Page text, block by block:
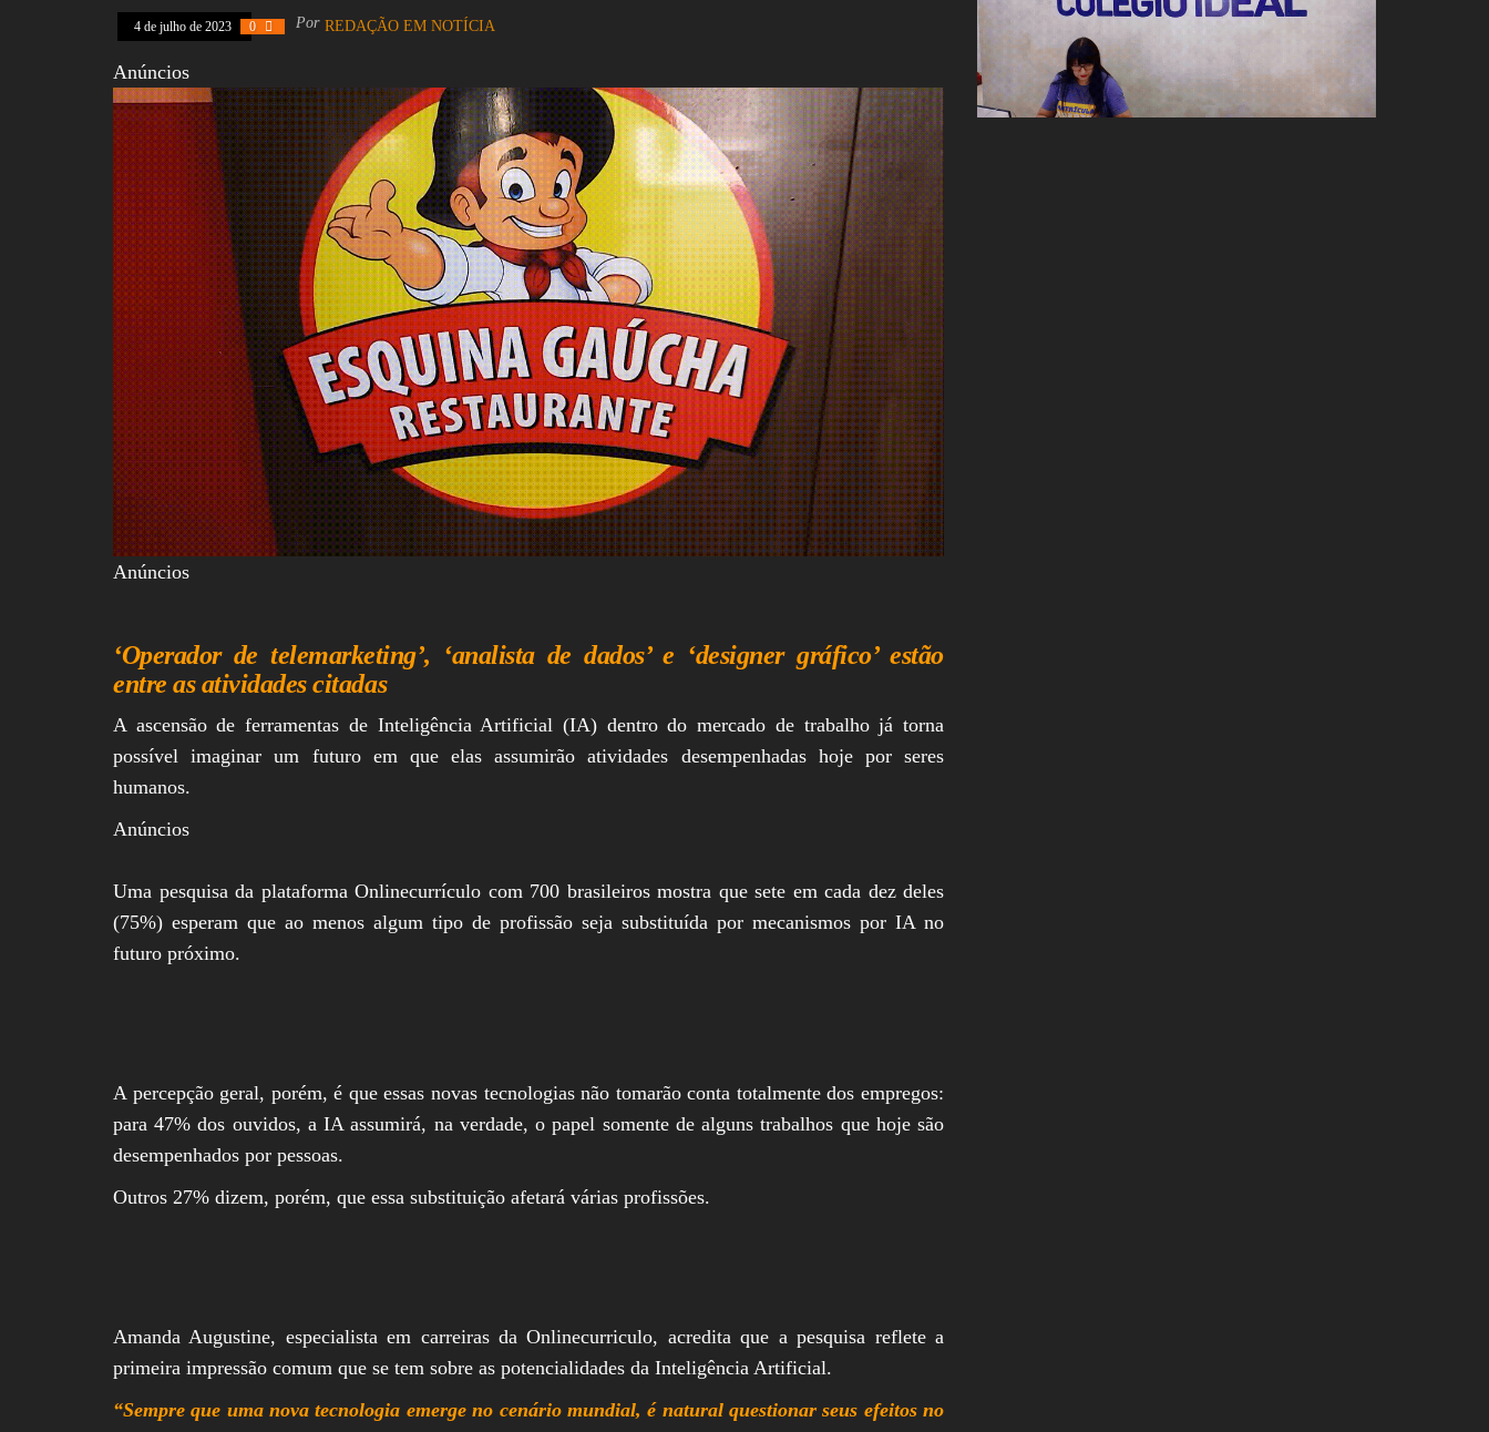
Legislativa,
Senado, São Paulo,
Rio de Janeiro,
Brasília, Nordeste,
Norte, Centro-
Oeste, Sul, Sudeste,
Gastronomia,
Vinhos, Bebidas,
Cervejas, Comida,
Receitas, Chef, RH,
Emprego,
Empreendedorismo,
Negócios,
Oportunidades,
4 de julho de 2023 0 Por REDAÇÃO EM NOTÍCIA
Anúncios
Anúncios
‘Operador de telemarketing’, ‘analista de dados’ e ‘designer gráfico’ estão
entre as atividades citadas
A ascensão de ferramentas de Inteligência Artificial (IA) dentro do mercado de trabalho já torna
possível imaginar um futuro em que elas assumirão atividades desempenhadas hoje por seres
humanos.
Anúncios
Uma pesquisa da plataforma Onlinecurrículo com 700 brasileiros mostra que sete em cada dez deles
(75%) esperam que ao menos algum tipo de profissão seja substituída por mecanismos por IA no
futuro próximo.
A percepção geral, porém, é que essas novas tecnologias não tomarão conta totalmente dos empregos:
para 47% dos ouvidos, a IA assumirá, na verdade, o papel somente de alguns trabalhos que hoje são
desempenhados por pessoas.
Outros 27% dizem, porém, que essa substituição afetará várias profissões.
Amanda Augustine, especialista em carreiras da Onlinecurriculo, acredita que a pesquisa reflete a
primeira impressão comum que se tem sobre as potencialidades da Inteligência Artificial.
“Sempre que uma nova tecnologia emerge no cenário mundial, é natural questionar seus efeitos no